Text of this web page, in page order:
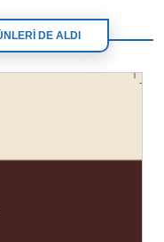
DE ALDI